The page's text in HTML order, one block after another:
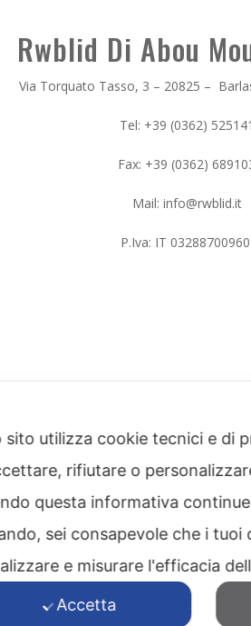
Rwblid Di Abou
Via Torquato Tasso, 3 – 20825 –
Tel: +39 (0362) 525141
Fax: +39 (0362)
Mail: info@rwblid.it
P.Iva: IT 03288700960
sito utilizza cookie tecnici e di
rifiutare o
questa informativa
sei consapevole che i
e misurare l'efficacia
Accetta